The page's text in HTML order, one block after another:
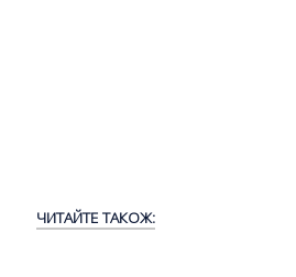
ЧИТАЙТЕ ТАКОЖ: